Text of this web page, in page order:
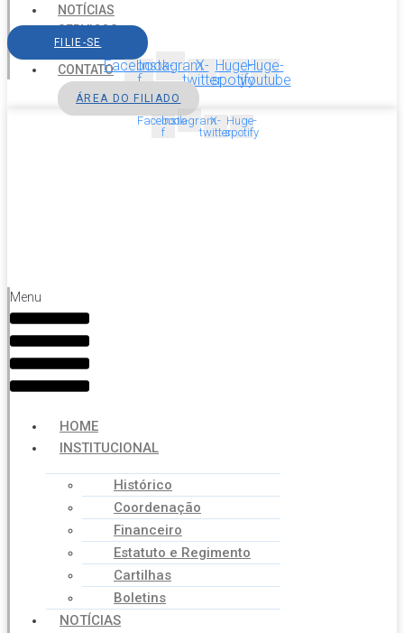
NOTÍCIAS
SERVIÇOS
AGENDA
CONTATO
FILIE-SE
Facebook-
f
InstagramX-
twitter
Huge-
spotify
Huge-
youtube
ÁREA DO FILIADO
Facebook-
f
InstagramX-
twitter
Huge-
spotify
Menu
HOME
INSTITUCIONAL
Histórico
Coordenação
Financeiro
Estatuto e Regimento
Cartilhas
Boletins
NOTÍCIAS